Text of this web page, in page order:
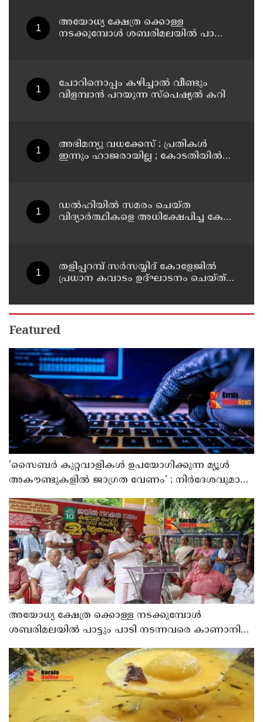
അയോധ്യ ക്ഷേത്ര ക്കൊള്ള
നടക്കുമ്പോൾ ശബരിമലയിൽ പാട്ടും
ചോറിനൊപ്പം കഴിച്ചാൽ വീണ്ടും
വിളമ്പാൻ പറയുന്ന സ്പെഷ്യൽ കറി
അഭിമന്യു വധക്കേസ് : പ്രതികൾ
ഇന്നും ഹാജരായില്ല ; കോടതിയിൽ
ഡൽഹിയിൽ സമരം ചെയ്ത
വിദ്യാർത്ഥികളെ അധിക്ഷേപിച്ച കേസ്
തളിപ്പറമ്പ് സർസയ്യിദ് കോളേജിൽ
പ്രധാന കവാടം ഉദ്ഘാടനം ചെയ്ത്
മന്ത്രിയുമായ പി കെ കുഞ്ഞാലിക്കുട്ടി
Featured
'സൈബര്‍ കുറ്റവാളികള്‍ ഉപയോഗിക്കുന്ന മ്യൂള്‍
അകൗണ്ടുകളില്‍ ജാഗ്രത വേണം' ; നിര്‍ദേശവുമായി
അയോധ്യ ക്ഷേത്ര ക്കൊള്ള നടക്കുമ്പോൾ
ശബരിമലയിൽ പാട്ടും പാടി നടന്നവരെ കാണാനില്ല ;